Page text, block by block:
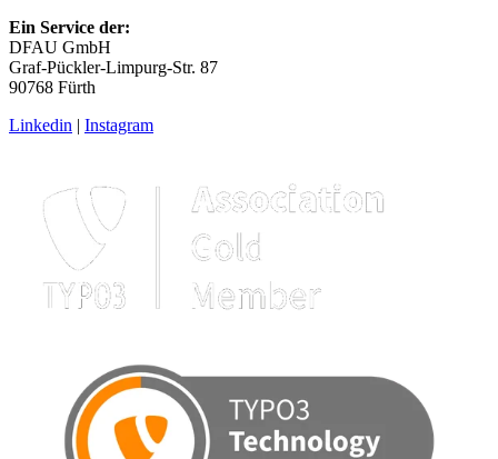
Ein Service der:
DFAU GmbH
Graf-Pückler-Limpurg-Str. 87
90768 Fürth
Linkedin | Instagram